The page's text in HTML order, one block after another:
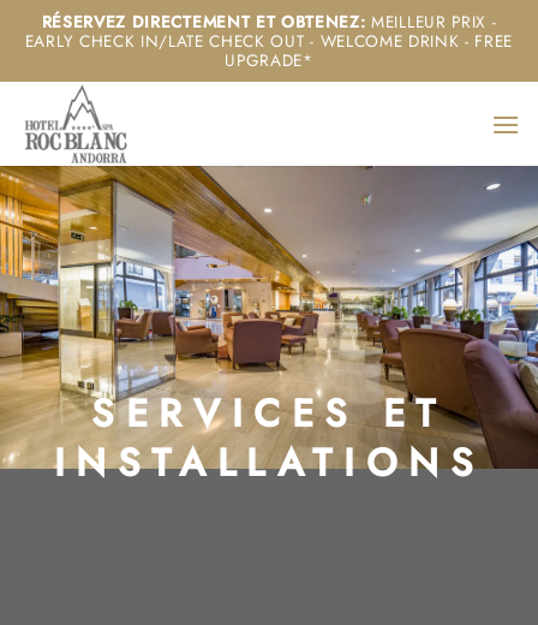
Passer
contenu
RÉSERVEZ DIRECTEMENT ET OBTENEZ: MEILLEUR PRIX -
EARLY CHECK IN/LATE CHECK OUT - WELCOME DRINK - FREE
UPGRADE*
SERVICES ET
INSTALLATIONS